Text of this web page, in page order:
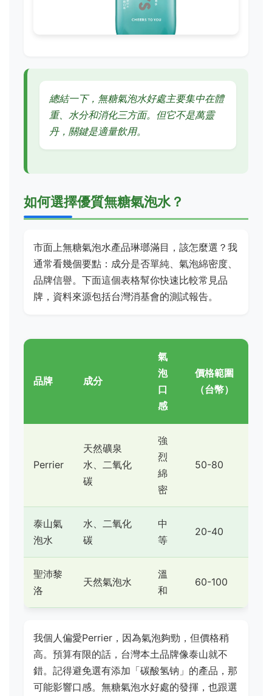
總結一下，無糖氣泡水好處主要集中在體
重、水分和消化三方面。但它不是萬靈
丹，關鍵是適量飲用。
如何選擇優質無糖氣泡水？
市面上無糖氣泡水產品琳瑯滿目，該怎麼選？我
通常看幾個要點：成分是否單純、氣泡綿密度、
品牌信譽。下面這個表格幫你快速比較常見品
牌，資料來源包括台灣消基會的測試報告。
品牌 成分
氣
泡
口
感
價格範圍
（台幣）
Perrier
天然礦泉
水、二氧化
碳
強
烈
綿
密
50-80
泰山氣
泡水
水、二氧化
碳
中
等
20-40
聖沛黎
洛
天然氣泡水
溫
和
60-100
我個人偏愛Perrier，因為氣泡夠勁，但價格稍
高。預算有限的話，台灣本土品牌像泰山就不
錯。記得避免選有添加「碳酸氢钠」的產品，那
可能影響口感。無糖氣泡水好處的發揮，也跟選